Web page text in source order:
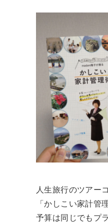
人生旅行のツアー
「かしこい家計管
予算は同じでもプ